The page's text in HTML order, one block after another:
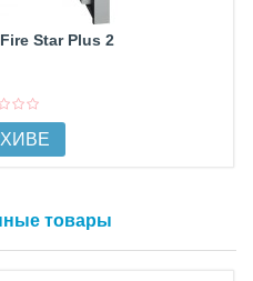
Star Plus 2
товары